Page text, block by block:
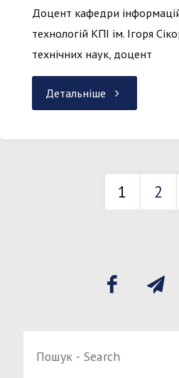
Доцент кафедри
технологій КПІ ім. Ігоря
технічних наук, доцент
Детальніше "Маркіна
Пагінація
1 2